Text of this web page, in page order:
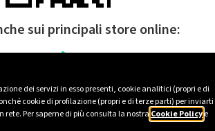
dei servizi in esso presenti, cookie analitici (propri e di
cookie di profilazione (propri e di terze parti) per inviarti
Per saperne di più consulta la nostra Cookie Policye
sui principali store online: